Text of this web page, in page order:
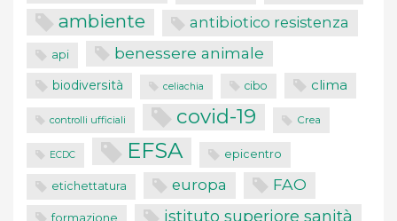
ambiente antibiotico resistenza
api benessere animale
biodiversità celiachia cibo clima
controlli ufficiali covid-19 Crea
ECDC EFSA epicentro
etichettatura europa FAO
formazione istituto superiore sanità